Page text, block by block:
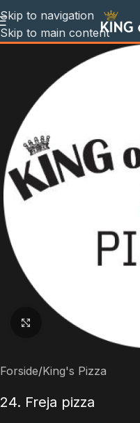
Skip to navigation
Skip to main content
Klik for at forstørre
Forside/King's Pizza
24. Freja pizza